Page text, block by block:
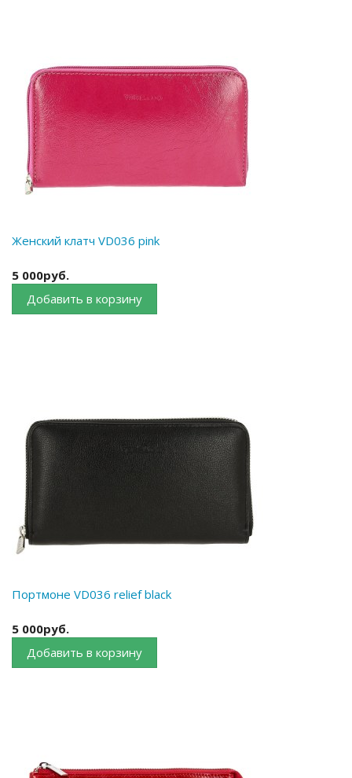
Женский клатч VD036 pink
5 000руб.
Добавить в корзину
Портмоне VD036 relief black
5 000руб.
Добавить в корзину